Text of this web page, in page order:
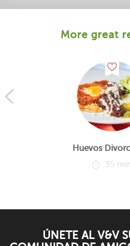
More great
Huevos
35
ÚNETE AL V&V